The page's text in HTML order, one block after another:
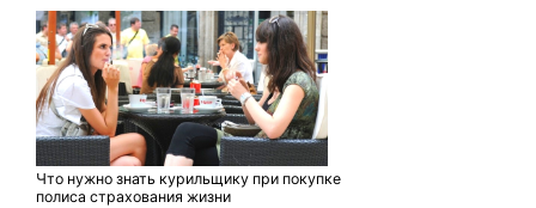
Что нужно знать курильщику при покупке
полиса страхования жизни